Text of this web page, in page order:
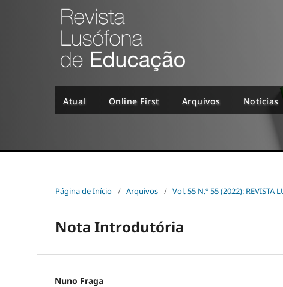
Atual Online First Arquivos Notícias
Página de Início / Arquivos / Vol. 55 N.º 55 (2022): REVISTA
Nota Introdutória
Nuno Fraga